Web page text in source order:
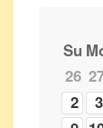
2 3
9 10
16 17
23 24